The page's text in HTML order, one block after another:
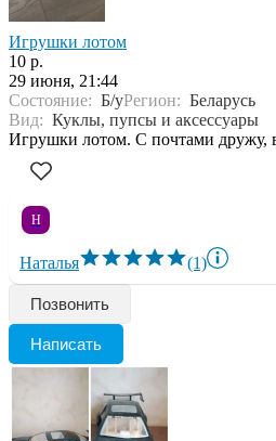
Игрушки лотом
10 р.
29 июня, 21:44
Состояние: Б/уРегион: Беларусь
Вид: Куклы, пупсы и аксессуары
Игрушки лотом. С почтами дружу,
Н
Наталья (1)
Позвонить
Написать